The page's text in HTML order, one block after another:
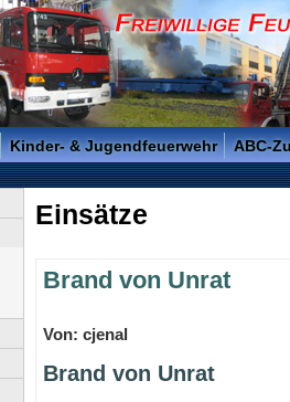
der Kreisstadt Saarlouis -
Kinder- & Jugendfeuerwehr ABC-
Einsätze
Brand von Unrat
Von: cjenal
Brand von Unrat